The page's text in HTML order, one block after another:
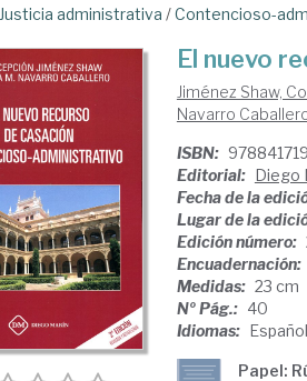
Justicia administrativa /Contencioso-
El nuevo
Jiménez Shaw,
Navarro
ISBN:
Editorial: Diego
Fecha de la
Lugar de la
Edición número:
Encuadernación:
Medidas: 23 cm
Nº Pág.: 40
Idiomas: Español
Papel: